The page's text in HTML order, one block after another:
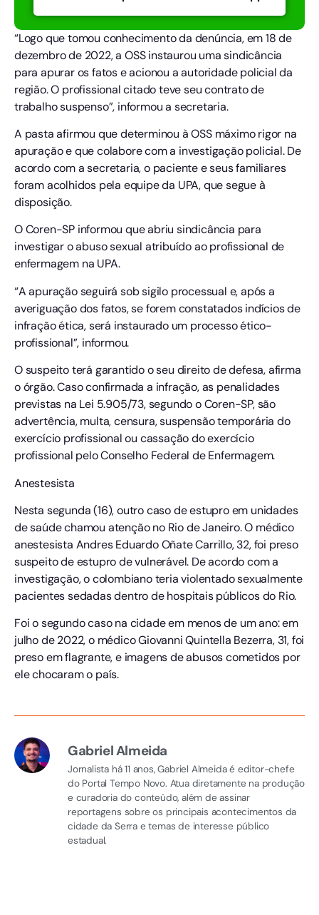
“Logo que tomou conhecimento da denúncia, em 18 de
dezembro de 2022, a OSS instaurou uma sindicância
para apurar os fatos e acionou a autoridade policial da
região. O profissional citado teve seu contrato de
trabalho suspenso”, informou a secretaria.
A pasta afirmou que determinou à OSS máximo rigor na
apuração e que colabore com a investigação policial. De
acordo com a secretaria, o paciente e seus familiares
foram acolhidos pela equipe da UPA, que segue à
disposição.
O Coren-SP informou que abriu sindicância para
investigar o abuso sexual atribuído ao profissional de
enfermagem na UPA.
“A apuração seguirá sob sigilo processual e, após a
averiguação dos fatos, se forem constatados indícios de
infração ética, será instaurado um processo ético-
profissional”, informou.
O suspeito terá garantido o seu direito de defesa, afirma
o órgão. Caso confirmada a infração, as penalidades
previstas na Lei 5.905/73, segundo o Coren-SP, são
advertência, multa, censura, suspensão temporária do
exercício profissional ou cassação do exercício
profissional pelo Conselho Federal de Enfermagem.
Anestesista
Nesta segunda (16), outro caso de estupro em unidades
de saúde chamou atenção no Rio de Janeiro. O médico
anestesista Andres Eduardo Oñate Carrillo, 32, foi preso
suspeito de estupro de vulnerável. De acordo com a
investigação, o colombiano teria violentado sexualmente
pacientes sedadas dentro de hospitais públicos do Rio.
Foi o segundo caso na cidade em menos de um ano: em
julho de 2022, o médico Giovanni Quintella Bezerra, 31, foi
preso em flagrante, e imagens de abusos cometidos por
ele chocaram o país.
Gabriel Almeida
Jornalista há 11 anos, Gabriel Almeida é editor-chefe
do Portal Tempo Novo. Atua diretamente na produção
e curadoria do conteúdo, além de assinar
reportagens sobre os principais acontecimentos da
cidade da Serra e temas de interesse público
estadual.